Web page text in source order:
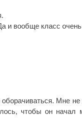
и вообще класс
Мне
чтобы он начал